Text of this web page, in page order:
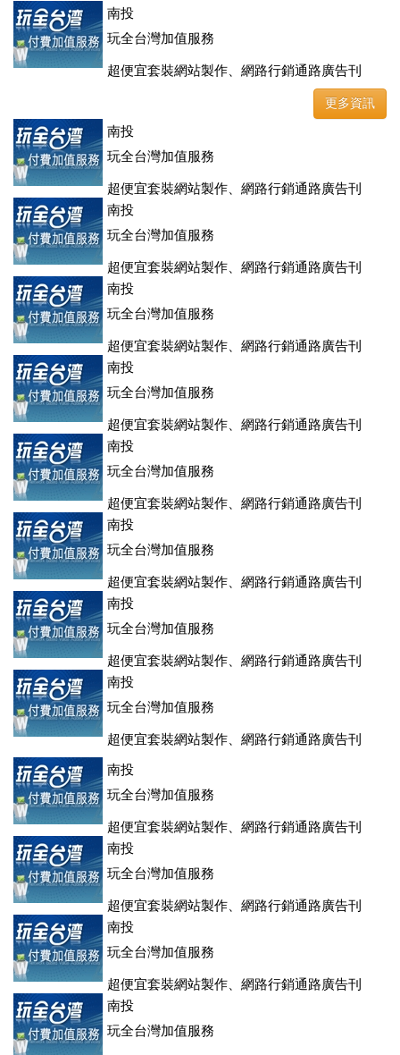
登、訂房系統、客房委託旅行社銷售，全面優惠中....
南投
玩全台灣加值服務
超便宜套裝網站製作、網路行銷通路廣告刊
登、訂房系統、客房委託旅行社銷售，全面優惠中....
更多資訊
南投
玩全台灣加值服務
超便宜套裝網站製作、網路行銷通路廣告刊
登、訂房系統、客房委託旅行社銷售，全面優惠中....
南投
玩全台灣加值服務
超便宜套裝網站製作、網路行銷通路廣告刊
登、訂房系統、客房委託旅行社銷售，全面優惠中....
南投
玩全台灣加值服務
超便宜套裝網站製作、網路行銷通路廣告刊
登、訂房系統、客房委託旅行社銷售，全面優惠中....
南投
玩全台灣加值服務
超便宜套裝網站製作、網路行銷通路廣告刊
登、訂房系統、客房委託旅行社銷售，全面優惠中....
南投
玩全台灣加值服務
超便宜套裝網站製作、網路行銷通路廣告刊
登、訂房系統、客房委託旅行社銷售，全面優惠中....
南投
玩全台灣加值服務
超便宜套裝網站製作、網路行銷通路廣告刊
登、訂房系統、客房委託旅行社銷售，全面優惠中....
南投
玩全台灣加值服務
超便宜套裝網站製作、網路行銷通路廣告刊
登、訂房系統、客房委託旅行社銷售，全面優惠中....
南投
玩全台灣加值服務
超便宜套裝網站製作、網路行銷通路廣告刊
登、訂房系統、客房委託旅行社銷售，全面優惠中....
南投
玩全台灣加值服務
超便宜套裝網站製作、網路行銷通路廣告刊
登、訂房系統、客房委託旅行社銷售，全面優惠中....
南投
玩全台灣加值服務
超便宜套裝網站製作、網路行銷通路廣告刊
登、訂房系統、客房委託旅行社銷售，全面優惠中....
南投
玩全台灣加值服務
超便宜套裝網站製作、網路行銷通路廣告刊
登、訂房系統、客房委託旅行社銷售，全面優惠中....
南投
玩全台灣加值服務